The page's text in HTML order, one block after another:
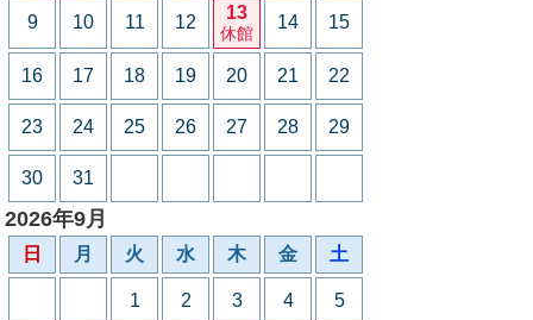
9 10 11 12 13
休館
14 15
16 17 18 19 20 21 22
23 24 25 26 27 28 29
30 31
2026年9月
日 月 火 水 木 金 土
1 2 3 4 5